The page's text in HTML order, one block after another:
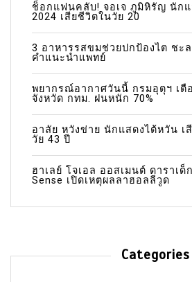
ช็อกแฟนคลับ! จอเจ ภูมิหิรัญ นักแ
2024 เสียชีวิตในวัย 20
3 อาหารรสขมช่วยปกป้องไต ชะ
คำแนะนำแพทย์
พยากรณ์อากาศวันนี้ กรมอุตุฯ เตื
จังหวัด กทม. ฝนหนัก 70%
อาลัย หวังข่าย นักแสดงไต้หวัน
วัย 43 ปี
ฮาเลย์ โจเอล ออสเมนต์ ดาราเด็
Sense เปิดเหตุผลลาฮอลลีวูด
Categories